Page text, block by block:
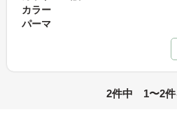
カラー
パーマ
2件中 1〜2件